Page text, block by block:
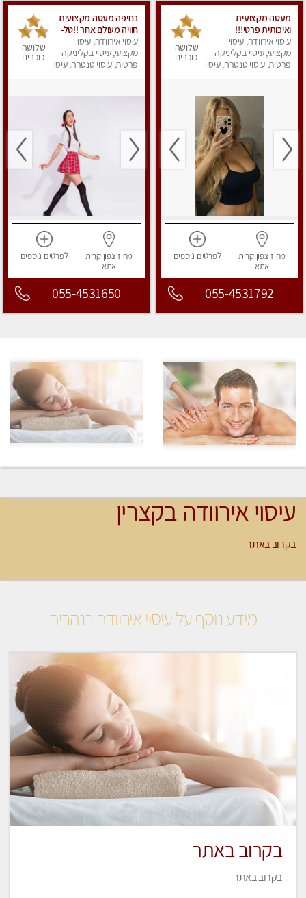
מעסה מקצועית
ואיכותית פרטי!!!
עיסוי אירוודה, עיסוי
מקצועי, עיסוי בקליניקה
פרטית, עיסוי טנטרה, עיסוי
שלושה
כוכבים
מחוז צפוןקרית
אתא
לפרטים נוספים
055-4531792
בחיפה מעסה מקצועית
חוויה מעולם אחר !!טל-
0544840029
עיסוי אירוודה, עיסוי
מקצועי, עיסוי בקליניקה
פרטית, עיסוי טנטרה, עיסוי
שלושה
כוכבים
מחוז צפוןקרית
אתא
לפרטים נוספים
055-4531650
עיסוי אירוודה בקצרין
בקרוב באתר
מידע נוסף על עיסוי אירוודה בנהריה
בקרוב באתר
בקרוב באתר